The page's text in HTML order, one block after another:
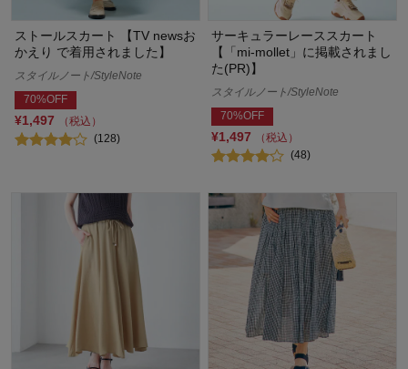
ストールスカート 【TV newsお
かえり で着用されました】
スタイルノート/StyleNote
70%OFF
¥1,497
（税込）
(128)
サーキュラーレーススカート
【「mi-mollet」に掲載されまし
た(PR)】
スタイルノート/StyleNote
70%OFF
¥1,497
（税込）
(48)